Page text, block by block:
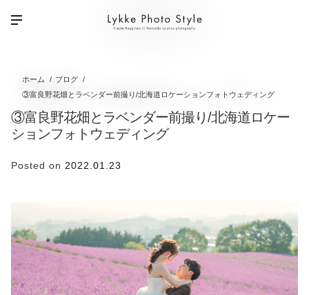
ホーム
ブログ
③富良野花畑とラベンダー前撮り/北海道ロケーションフォトウェディング
③富良野花畑とラベンダー前撮り/北海道ロケー
ションフォトウェディング
Posted on 2022.01.23